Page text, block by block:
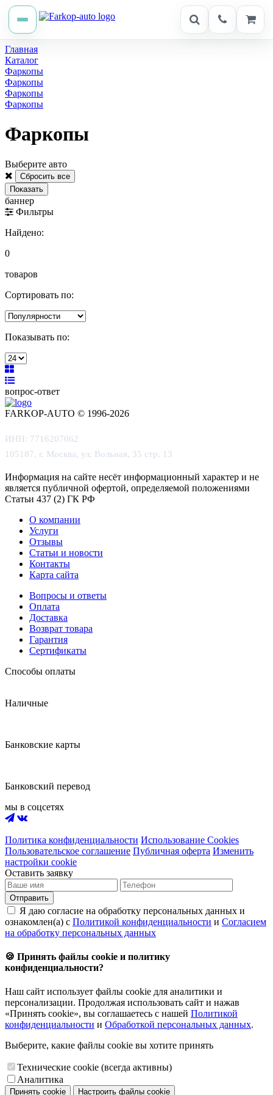
Главная
Каталог
Фаркопы
Фаркопы
Фаркопы
Фаркопы
Фаркопы
Выберите авто
баннер
Фильтры
Найдено:
0
товаров
Сортировать по:
Показывать по:
вопрос-ответ
FARKOP-AUTO © 1996-2026
ИНН: 7716207062
105187, г. Москва, ул. Вольная, 35 стр. 13
Информация на сайте несёт информационный характер и не
является публичной офертой, определяемой положениями
Статьи 437 (2) ГК РФ
О компании
Услуги
Отзывы
Статьи и новости
Контакты
Карта сайта
Вопросы и ответы
Оплата
Доставка
Возврат товара
Гарантия
Сертификаты
Способы оплаты
Наличные
Банковские карты
Банковский перевод
мы в соцсетях
Политика конфиденциальности Использование Cookies
Пользовательское соглашение Публичная оферта Изменить
настройки cookie
Оставить заявку
Отправить
Я даю согласие на обработку персональных данных и
ознакомлен(а) с Политикой конфиденциальности и Согласием
на обработку персональных данных
🍪 Принять файлы cookie и политику
конфиденциальности?
Наш сайт использует файлы cookie для аналитики и
персонализации. Продолжая использовать сайт и нажав
«Принять cookie», вы соглашаетесь с нашей Политикой
конфиденциальности и Обработкой персональных данных.
Выберите, какие файлы cookie вы хотите принять
Технические cookie (всегда активны)
Аналитика
Принять cookie Настроить файлы cookie